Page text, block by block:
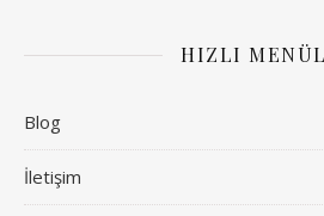
HIZLI
Blog
İletişim